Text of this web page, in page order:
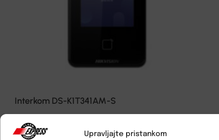
Upravljajte pristankom
Interkom DS-K1T341AM-S